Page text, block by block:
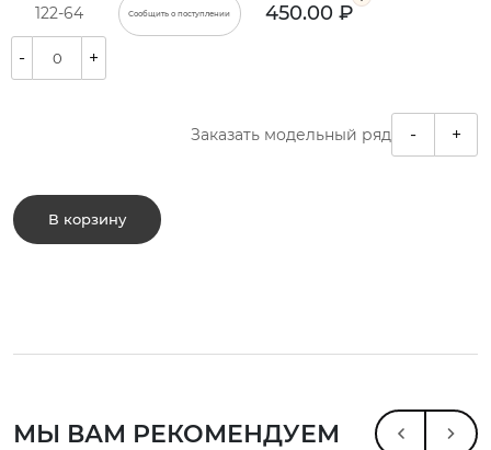
122-64 Сообщить о поступлении 450.00 ₽
- +
Заказать модельный ряд - +
В корзину
МЫ ВАМ РЕКОМЕНДУЕМ